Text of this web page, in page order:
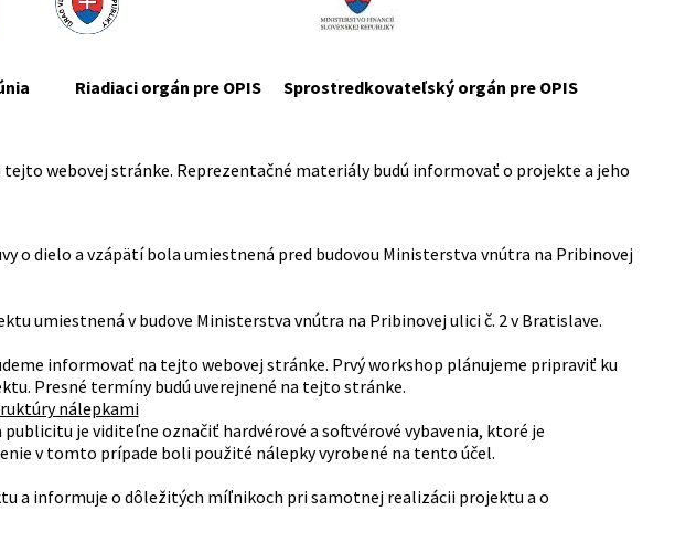
Riadiaci orgán pre OPIS
Sprostredkovateľský orgán pre OPIS
webovej stránke. Reprezentačné materiály budú informovať o projekte a jeho
o dielo a vzápätí bola umiestnená pred budovou Ministerstva vnútra na Pribinovej
umiestnená v budove Ministerstva vnútra na Pribinovej ulici č. 2 v Bratislave.
informovať na tejto webovej stránke. Prvý workshop plánujeme pripraviť ku
Presné termíny budú uverejnené na tejto stránke.
nálepkami
je viditeľne označiť hardvérové a softvérové vybavenia, ktoré je
v tomto prípade boli použité nálepky vyrobené na tento účel.
a informuje o dôležitých míľnikoch pri samotnej realizácii projektu a o